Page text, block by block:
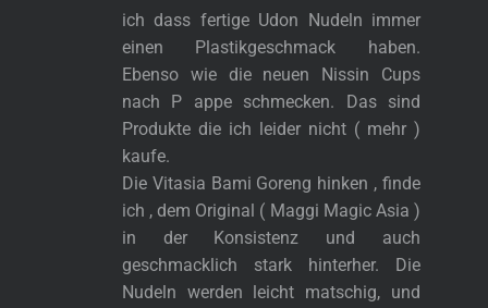
ich dass fertige Udon Nudeln immer
einen Plastikgeschmack haben.
Ebenso wie die neuen Nissin Cups
nach P appe schmecken. Das sind
Produkte die ich leider nicht ( mehr )
kaufe.
Die Vitasia Bami Goreng hinken , finde
ich , dem Original ( Maggi Magic Asia )
in der Konsistenz und auch
geschmacklich stark hinterher. Die
Nudeln werden leicht matschig, und